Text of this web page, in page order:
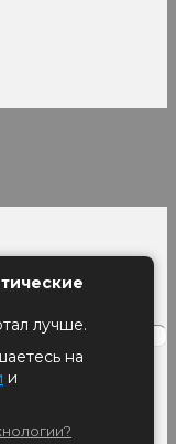
лучше.
на
и